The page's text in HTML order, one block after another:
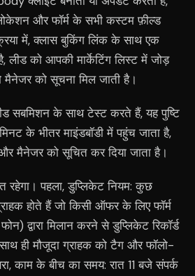
और फॉर्म के सभी कस्टम फ़ील्ड
में, क्लास बुकिंग लिंक के साथ एक
लीड को आपकी मार्केटिंग लिस्ट में जोड़
मैनेजर को सूचना मिल जाती है।
सबमिशन के साथ टेस्ट करते हैं, यह पुष्टि
के भीतर माइंडबॉडी में पहुंच जाता है,
मैनेजर को सूचित कर दिया जाता है।
रहेगा। पहला, डुप्लिकेट नियम: कुछ
होते हैं जो किसी ऑफर के लिए फॉर्म
द्वारा मिलान करने से डुप्लिकेट रिकॉर्ड
ही मौजूदा ग्राहक को टैग और फॉलो-
काम के बीच का समय: रात 11 बजे संपर्क